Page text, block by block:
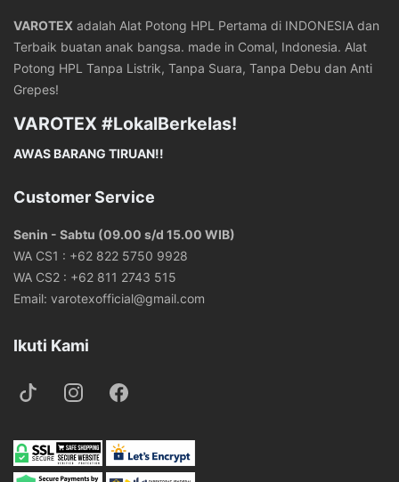
VAROTEX adalah Alat Potong HPL Pertama di INDONESIA dan
Terbaik buatan anak bangsa. made in Comal, Indonesia. Alat
Potong HPL Tanpa Listrik, Tanpa Suara, Tanpa Debu dan Anti
Grepes!
VAROTEX #LokalBerkelas!
AWAS BARANG TIRUAN!!
Customer Service
Senin - Sabtu (09.00 s/d 15.00 WIB)
WA CS1 : +62 822 5750 9928
WA CS2 : +62 811 2743 515
Email: varotexofficial@gmail.com
Ikuti Kami